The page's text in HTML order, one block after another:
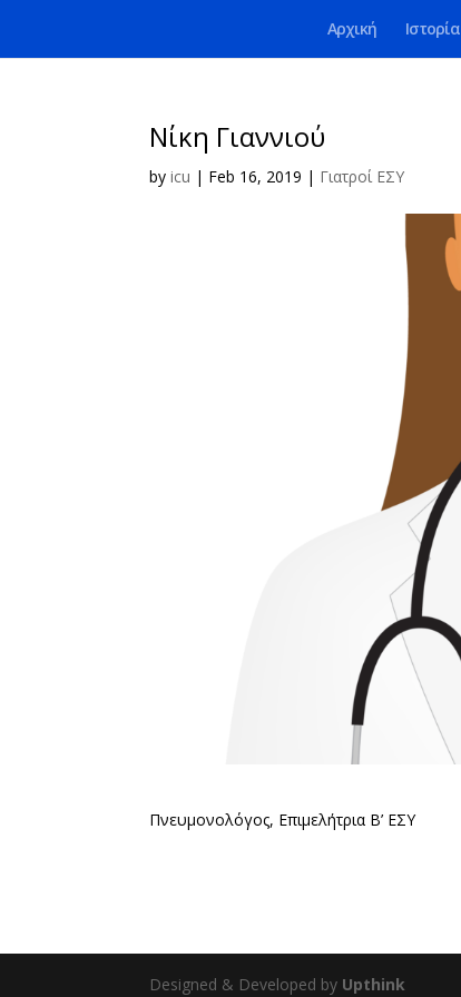
Αρχική Ιστορία
Νίκη Γιαννιού
byicu | Feb 16, 2019 | Γιατροί ΕΣΥ
Πνευμονολόγος, Επιμελήτρια Β’ ΕΣΥ
Designed & Developed by Upthink